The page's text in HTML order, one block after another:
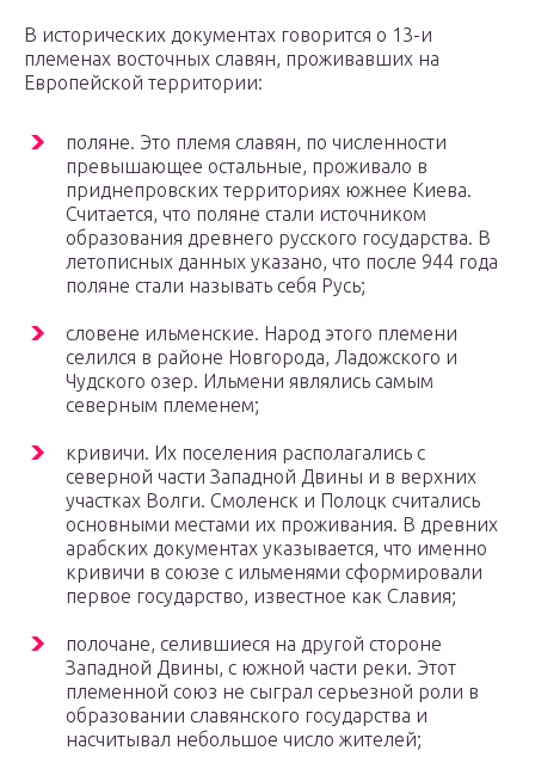
В исторических документах говорится о 13-и
племенах восточных славян, проживавших на
Европейской территории:
поляне. Это племя славян, по численности
превышающее остальные, проживало в
приднепровских территориях южнее Киева.
Считается, что поляне стали источником
образования древнего русского государства. В
летописных данных указано, что после 944 года
поляне стали называть себя Русь;
словене ильменские. Народ этого племени
селился в районе Новгорода, Ладожского и
Чудского озер. Ильмени являлись самым
северным племенем;
кривичи. Их поселения располагались с
северной части Западной Двины и в верхних
участках Волги. Смоленск и Полоцк считались
основными местами их проживания. В древних
арабских документах указывается, что именно
кривичи в союзе с ильменями сформировали
первое государство, известное как Славия;
полочане, селившиеся на другой стороне
Западной Двины, с южной части реки. Этот
племенной союз не сыграл серьезной роли в
образовании славянского государства и
насчитывал небольшое число жителей;